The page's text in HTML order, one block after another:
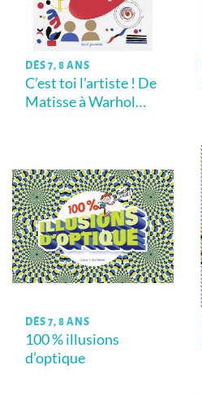
DÈS 7, 8 ANS
C’est toi l’artiste ! De
Matisse à Warhol…
DÈS 7, 8 ANS
100 % illusions
d’optique